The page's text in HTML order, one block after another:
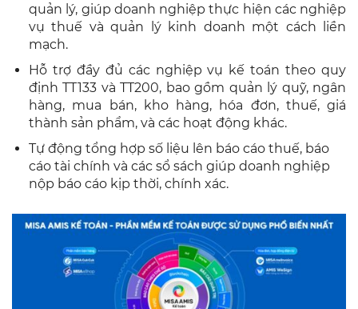
quản lý, giúp doanh nghiệp thực hiện các nghiệp
vụ thuế và quản lý kinh doanh một cách liền
mạch.
Hỗ trợ đầy đủ các nghiệp vụ kế toán theo quy
định TT133 và TT200, bao gồm quản lý quỹ, ngân
hàng, mua bán, kho hàng, hóa đơn, thuế, giá
thành sản phẩm, và các hoạt động khác.
Tự động tổng hợp số liệu lên báo cáo thuế, báo
cáo tài chính và các sổ sách giúp doanh nghiệp
nộp báo cáo kịp thời, chính xác.